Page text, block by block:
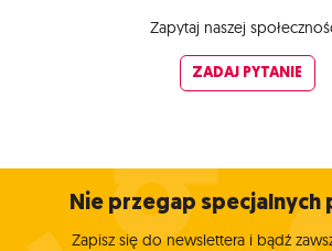
Zapytaj naszej
ZADAJ PYTANIE
Nie przegap specjalnych
Zapisz się do newslettera i bądź